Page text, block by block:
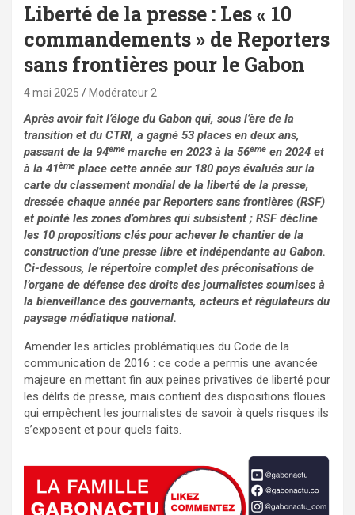
Liberté de la presse : Les « 10
commandements » de Reporters
sans frontières pour le Gabon
4 mai 2025 Modérateur 2
Après avoir fait l’éloge du Gabon qui, sous l’ère de la
transition et du CTRI, a gagné 53 places en deux ans,
passant de la 94ème marche en 2023 à la 56ème en 2024 et
à la 41ème place cette année sur 180 pays évalués sur la
carte du classement mondial de la liberté de la presse,
dressée chaque année par Reporters sans frontières (RSF)
et pointé les zones d’ombres qui subsistent ; RSF décline
les 10 propositions clés pour achever le chantier de la
construction d’une presse libre et indépendante au Gabon.
Ci-dessous, le répertoire complet des préconisations de
l’organe de défense des droits des journalistes soumises à
la bienveillance des gouvernants, acteurs et régulateurs du
paysage médiatique national.
Amender les articles problématiques du Code de la
communication de 2016 : ce code a permis une avancée
majeure en mettant fin aux peines privatives de liberté pour
les délits de presse, mais contient des dispositions floues
qui empêchent les journalistes de savoir à quels risques ils
s’exposent et pour quels faits.